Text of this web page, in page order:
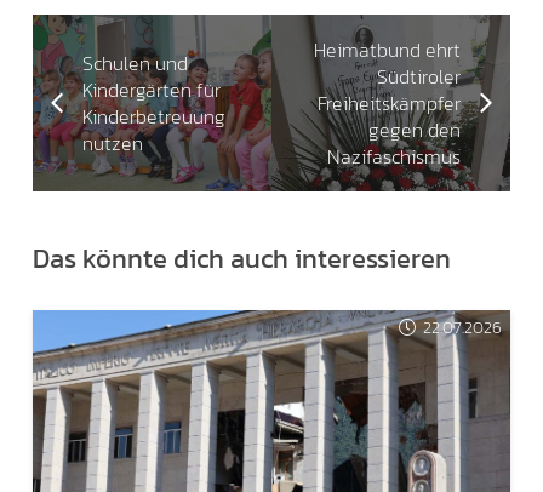
Schulen und
Kindergärten für
Kinderbetreuung
nutzen
Heimatbund ehrt
Südtiroler
Freiheitskämpfer
gegen den
Nazifaschismus
Das könnte dich auch interessieren
22.07.2026